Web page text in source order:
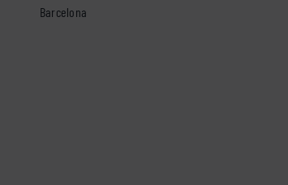
Barcelona